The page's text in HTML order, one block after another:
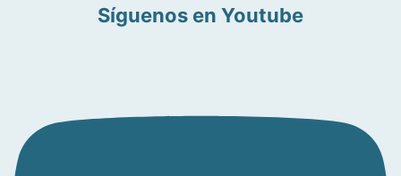
Síguenos en Youtube